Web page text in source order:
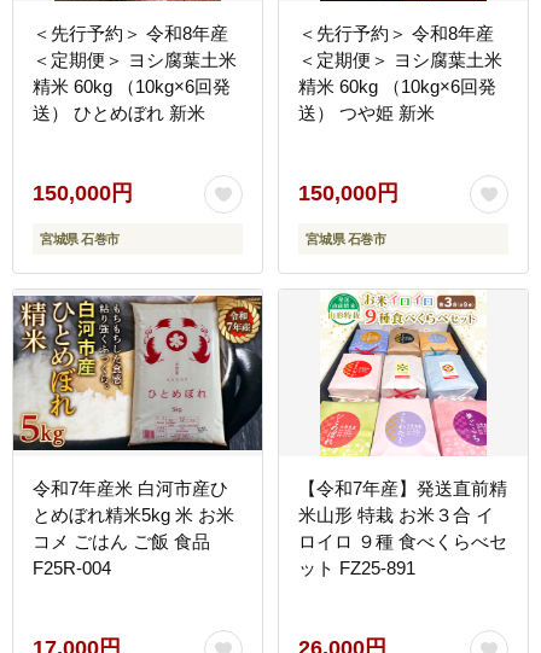
＜先行予約＞ 令和8年産
＜定期便＞ ヨシ腐葉土米
精米 60kg （10kg×6回発
送） ひとめぼれ 新米
150,000円
宮城県 石巻市
＜先行予約＞ 令和8年産
＜定期便＞ ヨシ腐葉土米
精米 60kg （10kg×6回発
送） つや姫 新米
150,000円
宮城県 石巻市
令和7年産米 白河市産ひ
とめぼれ精米5kg 米 お米
コメ ごはん ご飯 食品
F25R-004
【令和7年産】発送直前精
米山形 特栽 お米３合 イ
ロイロ ９種 食べくらべセ
ット FZ25-891